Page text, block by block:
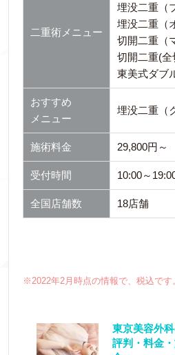
二重術メニュー
埋没二重（
埋没二重（
切開二重（
切開二重(全
東美式ダブ
おすすめ
メニュー
埋没二重（
施術料金 29,800円～
受付時間 10:00～
全国店舗数 18店舗
※2022年2月時点の情報で、税込です
東京美容外
評判・料金